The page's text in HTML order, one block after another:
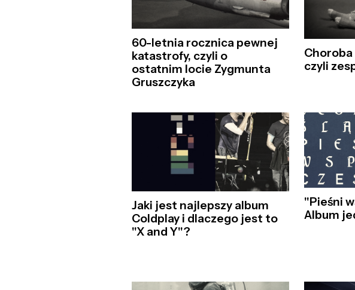
60-letnia rocznica pewnej
katastrofy, czyli o
ostatnim locie Zygmunta
Gruszczyka
Choroba
czyli
Jaki jest najlepszy album
Coldplay i dlaczego jest to
"X and Y"?
"Pieśni
Album